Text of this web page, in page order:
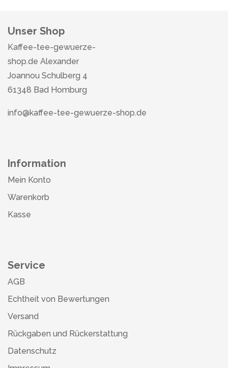
Unser Shop
Kaffee-tee-gewuerze-
shop.de Alexander
Joannou Schulberg 4
61348 Bad Homburg
info@kaffee-tee-gewuerze-shop.de
Information
Mein Konto
Warenkorb
Kasse
Service
AGB
Echtheit von Bewertungen
Versand
Rückgaben und Rückerstattung
Datenschutz